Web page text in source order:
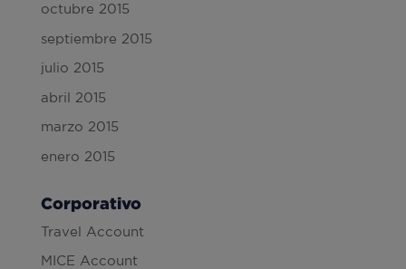
octubre 2015
septiembre 2015
julio 2015
abril 2015
marzo 2015
enero 2015
Corporativo
Travel Account
MICE Account